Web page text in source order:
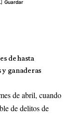
de hasta
ganaderas
de abril, cuando
de delitos de